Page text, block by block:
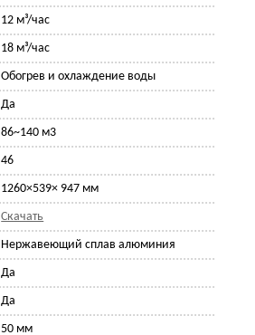
12 м³/час
18 м³/час
Обогрев и охлаждение воды
Да
86~140 м3
46
1260×539× 947 мм
Скачать
Нержавеющий сплав алюминия
Да
Да
50 мм